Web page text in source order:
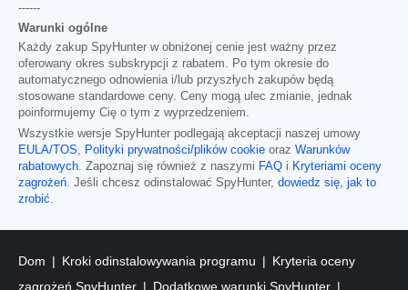
------
Warunki ogólne
Każdy zakup SpyHunter w obniżonej cenie jest ważny przez
oferowany okres subskrypcji z rabatem. Po tym okresie do
automatycznego odnowienia i/lub przyszłych zakupów będą
stosowane standardowe ceny. Ceny mogą ulec zmianie, jednak
poinformujemy Cię o tym z wyprzedzeniem.
Wszystkie wersje SpyHunter podlegają akceptacji naszej umowy
EULA/TOS, Polityki prywatności/plików cookie oraz Warunków
rabatowych. Zapoznaj się również z naszymi FAQ i Kryteriami oceny
zagrożeń. Jeśli chcesz odinstalować SpyHunter, dowiedz się, jak to
zrobić.
Dom Kroki odinstalowywania programu
Kryteria oceny
zagrożeń SpyHunter
Dodatkowe warunki SpyHunter